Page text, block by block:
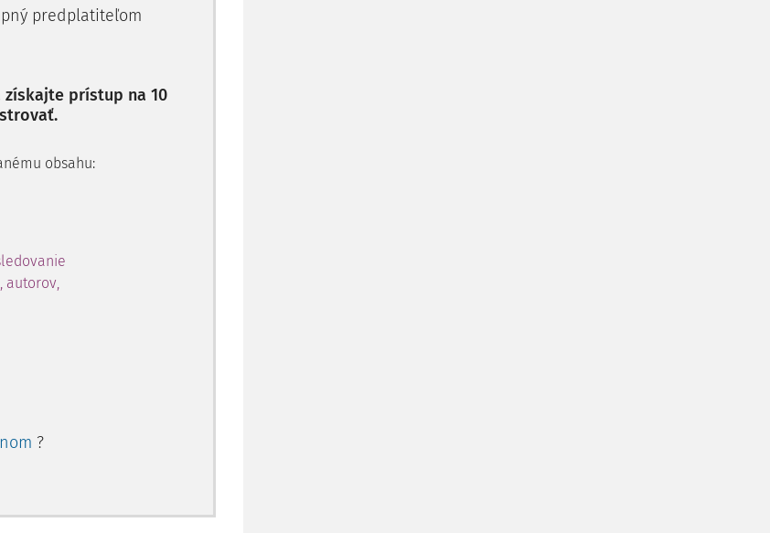
súdu v Č. z 25. apríla
predplatiteľom
prístup na 10
obsahu:
autorov,
?